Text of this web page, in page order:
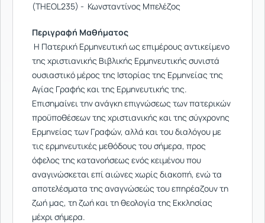
(THEOL235) - Κωνσταντίνος Μπελέζος
Περιγραφή Μαθήματος
Η Πατερική Ερμηνευτική ως επιμέρους αντικείμενο
της χριστιανικής Βιβλικής Ερμηνευτικής συνιστά
ουσιαστικό μέρος της Ιστορίας της Ερμηνείας της
Αγίας Γραφής και της Ερμηνευτικής της.
Επισημαίνει την ανάγκη επιγνώσεως των πατερικών
προϋποθέσεων της χριστιανικής και της σύγχρονης
Ερμηνείας των Γραφών, αλλά και του διαλόγου με
τις ερμηνευτικές μεθόδους του σήμερα, προς
όφελος της κατανοήσεως ενός κειμένου που
αναγινώσκεται επί αιώνες χωρίς διακοπή, ενώ τα
αποτελέσματα της αναγνώσεώς του επηρέαζουν τη
ζωή μας, τη ζωή και τη θεολογία της Εκκλησίας
μέχρι σήμερα.